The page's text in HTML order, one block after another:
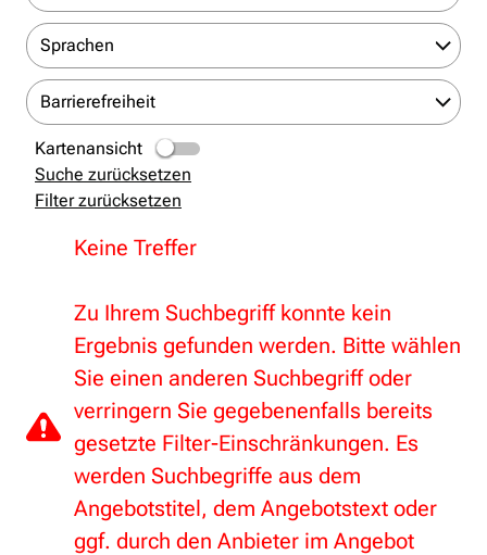
Sprachen
Barrierefreiheit
Kartenansicht
Suche zurücksetzen
Filter zurücksetzen
Keine Treffer
Zu Ihrem Suchbegriff konnte kein
Ergebnis gefunden werden. Bitte wählen
Sie einen anderen Suchbegriff oder
verringern Sie gegebenenfalls bereits
gesetzte Filter-Einschränkungen. Es
werden Suchbegriffe aus dem
Angebotstitel, dem Angebotstext oder
ggf. durch den Anbieter im Angebot